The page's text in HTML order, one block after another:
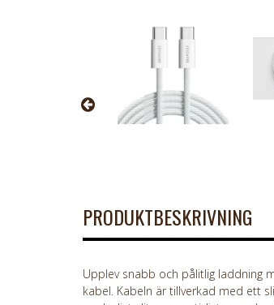
PRODUKTBESKRIVNING
Upplev snabb och pålitlig laddning
kabel. Kabeln är tillverkad med ett